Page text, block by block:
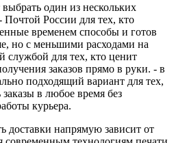
один из нескольких
Почтой России для тех, кто
временем способы и готов
но с меньшими расходами на
службой для тех, кто ценит
заказов прямо в руки. - в
подходящий вариант для тех,
в любое время без
курьера.
доставки напрямую зависит от